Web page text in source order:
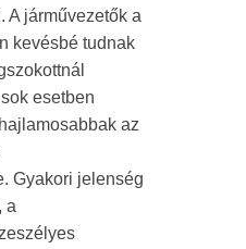
A járművezetők a
kevésbé tudnak
esetben
az
Gyakori jelenség
a